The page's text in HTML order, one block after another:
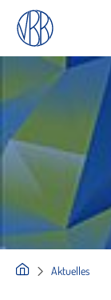
Aktuelles